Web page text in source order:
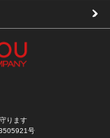
ります
号